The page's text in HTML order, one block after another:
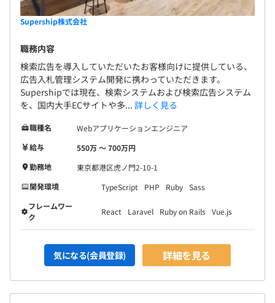
Supership株式会社
職務内容
検索広告を導入していただいたお客様向けに提供している、
広告入札管理システム開発に携わっていただきます。
Supershipでは現在、検索システムおよび検索広告システム
を、国内大手ECサイトや多... 詳しく見る
職種名
Webアプリケーションエンジニア
給与
550万 〜 700万円
勤務地
東京都港区虎ノ門2-10-1
開発環境
TypeScript PHP Ruby Sass
フレームワー
ク
React Laravel Ruby on Rails Vue.js
気になる(会員登録) 詳細を見る